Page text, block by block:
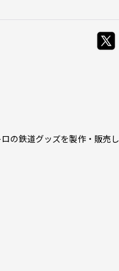
の鉄道グッズを製作・販売